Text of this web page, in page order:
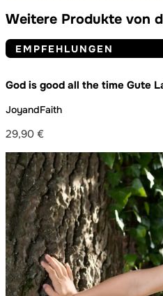
Weitere Produkte von
EMPFEHLUNGEN
God is good all the time Gute
JoyandFaith
29,90 €